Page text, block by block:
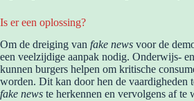
Is er een oplossing?
Om de dreiging van fake news voor de
een veelzijdige aanpak nodig. Onderwijs-
kunnen burgers helpen om kritische
worden. Dit kan door hen de vaardigheden
fake news te herkennen en vervolgens af ​​te